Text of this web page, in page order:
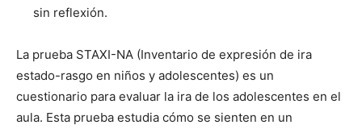
sin reflexión.
La prueba STAXI-NA (Inventario de expresión de ira
estado-rasgo en niños y adolescentes) es un
cuestionario para evaluar la ira de los adolescentes en el
aula. Esta prueba estudia cómo se sienten en un